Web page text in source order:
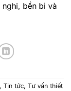
bền bỉ và
, Tin tức, Tư vấn thiết